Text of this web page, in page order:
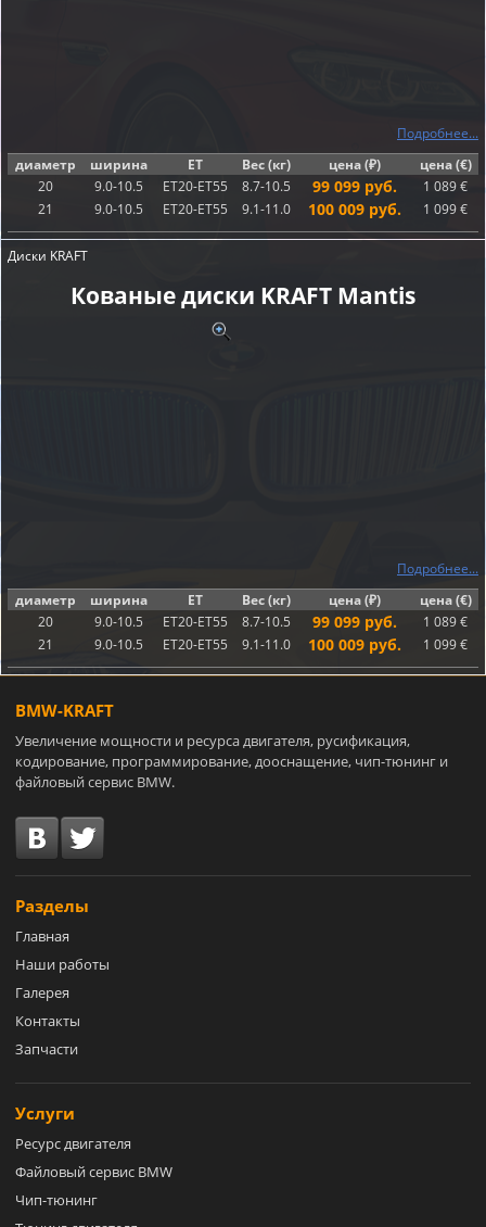
Подробнее...
диаметр
ширина ET Вес (кг) цена (₽)
цена (€)
20
9.0-10.5 ET20-ET55 8.7-10.5 99 099 руб.
1 089 €
21
9.0-10.5 ET20-ET55 9.1-11.0 100 009 руб. 1 099 €
Диски KRAFT
Кованые диски KRAFT Mantis
Подробнее...
диаметр
ширина ET Вес (кг) цена (₽)
цена (€)
20
9.0-10.5 ET20-ET55 8.7-10.5 99 099 руб.
1 089 €
21
9.0-10.5 ET20-ET55 9.1-11.0 100 009 руб. 1 099 €
BMW-KRAFT
Увеличение мощности и ресурса двигателя, русификация,
кодирование, программирование, дооснащение, чип-тюнинг и
файловый сервис BMW.
Разделы
Главная
Наши работы
Галерея
Контакты
Запчасти
Услуги
Ресурс двигателя
Файловый сервис BMW
Чип-тюнинг